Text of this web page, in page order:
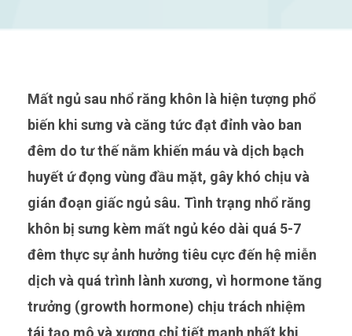
Mất ngủ sau nhổ răng khôn là hiện tượng phổ
biến khi sưng và căng tức đạt đỉnh vào ban
đêm do tư thế nằm khiến máu và dịch bạch
huyết ứ đọng vùng đầu mặt, gây khó chịu và
gián đoạn giấc ngủ sâu. Tình trạng nhổ răng
khôn bị sưng kèm mất ngủ kéo dài quá 5-7
đêm thực sự ảnh hưởng tiêu cực đến hệ miễn
dịch và quá trình lành xương, vì hormone tăng
trưởng (growth hormone) chịu trách nhiệm
tái tạo mô và xương chỉ tiết mạnh nhất khi